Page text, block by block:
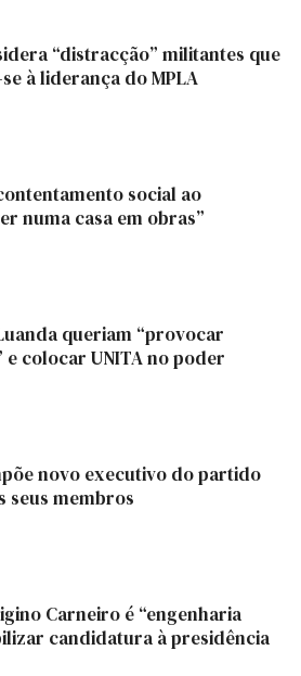
“distracção” militantes que
à liderança do MPLA
social ao
numa casa em obras”
queriam “provocar
colocar UNITA no poder
novo executivo do partido
seus membros
Carneiro é “engenharia
candidatura à presidência